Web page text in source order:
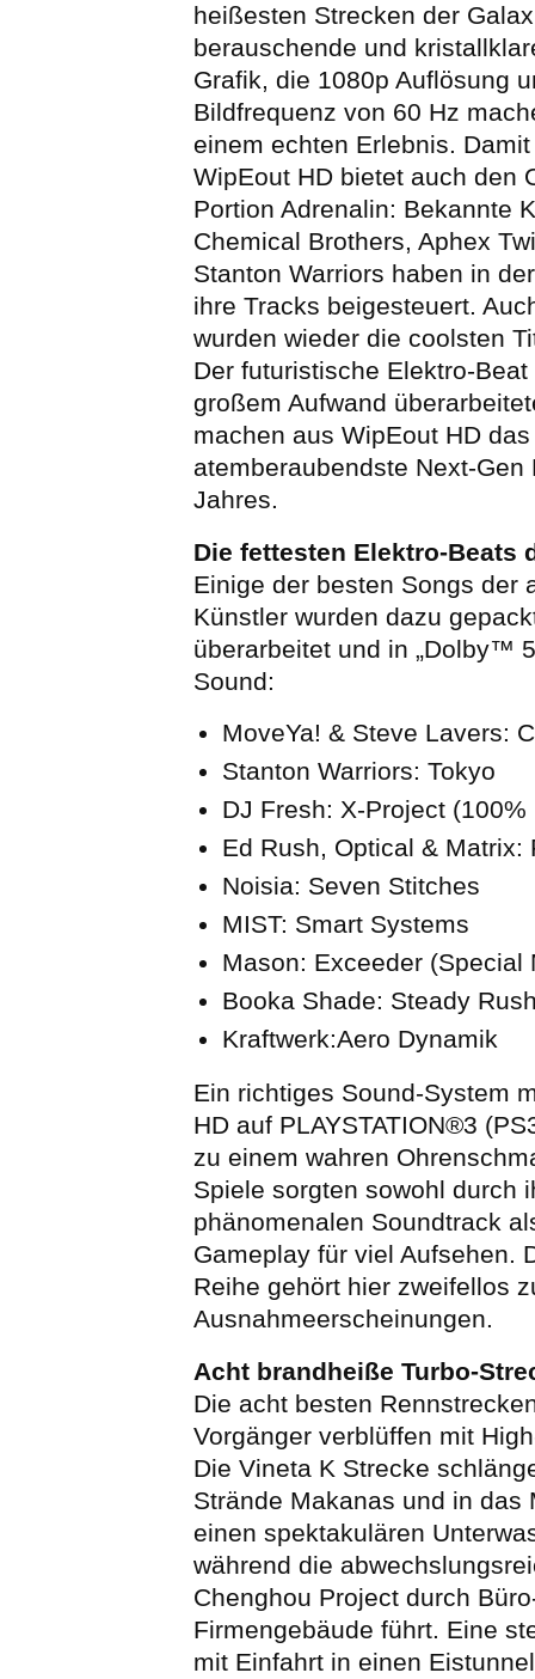
heißesten Strecken der
berauschende und
Grafik, die 1080p Auflösung
Bildfrequenz von 60 Hz
einem echten Erlebnis.
WipEout HD bietet auch den
Portion Adrenalin: Bekannte
Chemical Brothers, Aphex
Stanton Warriors haben in
ihre Tracks beigesteuert.
wurden wieder die coolsten
Der futuristische Elektro-
großem Aufwand
machen aus WipEout HD
atemberaubendste Next-Gen
Jahres.
Die fettesten Elektro-Beats
Einige der besten Songs der
Künstler wurden dazu
überarbeitet und in „Dolby™
Sound:
MoveYa! & Steve Lavers:
Stanton Warriors: Tokyo
DJ Fresh: X-Project (100%
Ed Rush, Optical & Matrix:
Noisia: Seven Stitches
MIST: Smart Systems
Mason: Exceeder (Special
Booka Shade: Steady
Kraftwerk:Aero Dynamik
Ein richtiges Sound-System
HD auf PLAYSTATION®3
zu einem wahren
Spiele sorgten sowohl durch
phänomenalen Soundtrack
Gameplay für viel Aufsehen.
Reihe gehört hier zweifellos
Ausnahmeerscheinungen.
Acht brandheiße Turbo-
Die acht besten
Vorgänger verblüffen mit
Die Vineta K Strecke
Strände Makanas und in das
einen spektakulären
während die
Chenghou Project durch
Firmengebäude führt. Eine
mit Einfahrt in einen